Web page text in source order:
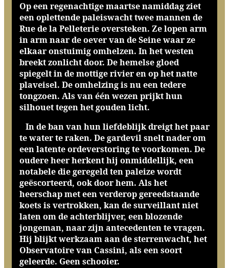
Op een regenachtige maartse namiddag ziet
een oplettende paleiswacht twee mannen de
Rue de la Pelleterie oversteken. Ze lopen arm
in arm naar de oever van de Seine waar ze
elkaar onstuimig omhelzen. In het westen
breekt zonlicht door. De hemelse gloed
spiegelt in de mottige rivier en op het natte
plaveisel. De omhelzing is nu een tedere
tongzoen. Als van één wezen prijkt hun
silhouet tegen het gouden licht.
In de ban van hun liefdeblijk dreigt het paar
te water te raken. De gardevil snelt nader om
een latente ordeverstoring te voorkomen. De
oudere heer herkent hij onmiddellijk, een
notabele die geregeld ten paleize wordt
geëscorteerd, ook door hem. Als het
heerschap met een verderop gereedstaande
koets is vertrokken, kan de surveillant niet
laten om de achterblijver, een blozende
jongeman, naar zijn antecedenten te vragen.
Hij blijkt werkzaam aan de sterrenwacht, het
Observatoire van Cassini, als een soort
geleerde. Geen schooier.